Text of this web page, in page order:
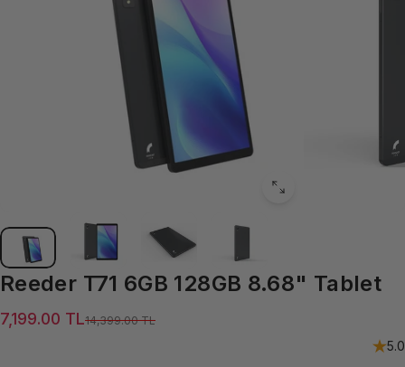
Reeder T71 6GB 128GB 8.68" Tablet
Satış ücreti
7,199.00 TL
Normal fiyat14,399.00 TL
5.0